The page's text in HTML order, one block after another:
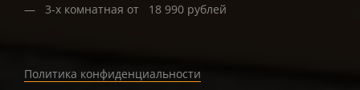
3-х комнатная от 18 990 рублей
Политика конфиденциальности